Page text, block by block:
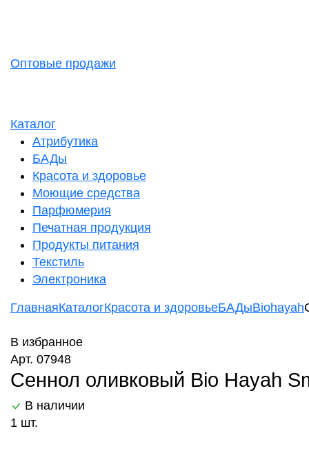
Оптовые продажи
Каталог
Атрибутика
БАДы
Красота и здоровье
Моющие средства
Парфюмерия
Печатная продукция
Продукты питания
Текстиль
Электроника
ГлавнаяКаталогКрасота и здоровьеБАДыBiohayah
В избранное
Арт. 07948
Сеннол оливковый Bio Hayah
В наличии
1 шт.